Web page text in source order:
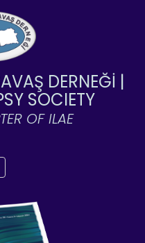
DERNEĞİ |
SOCIETY
OF ILAE